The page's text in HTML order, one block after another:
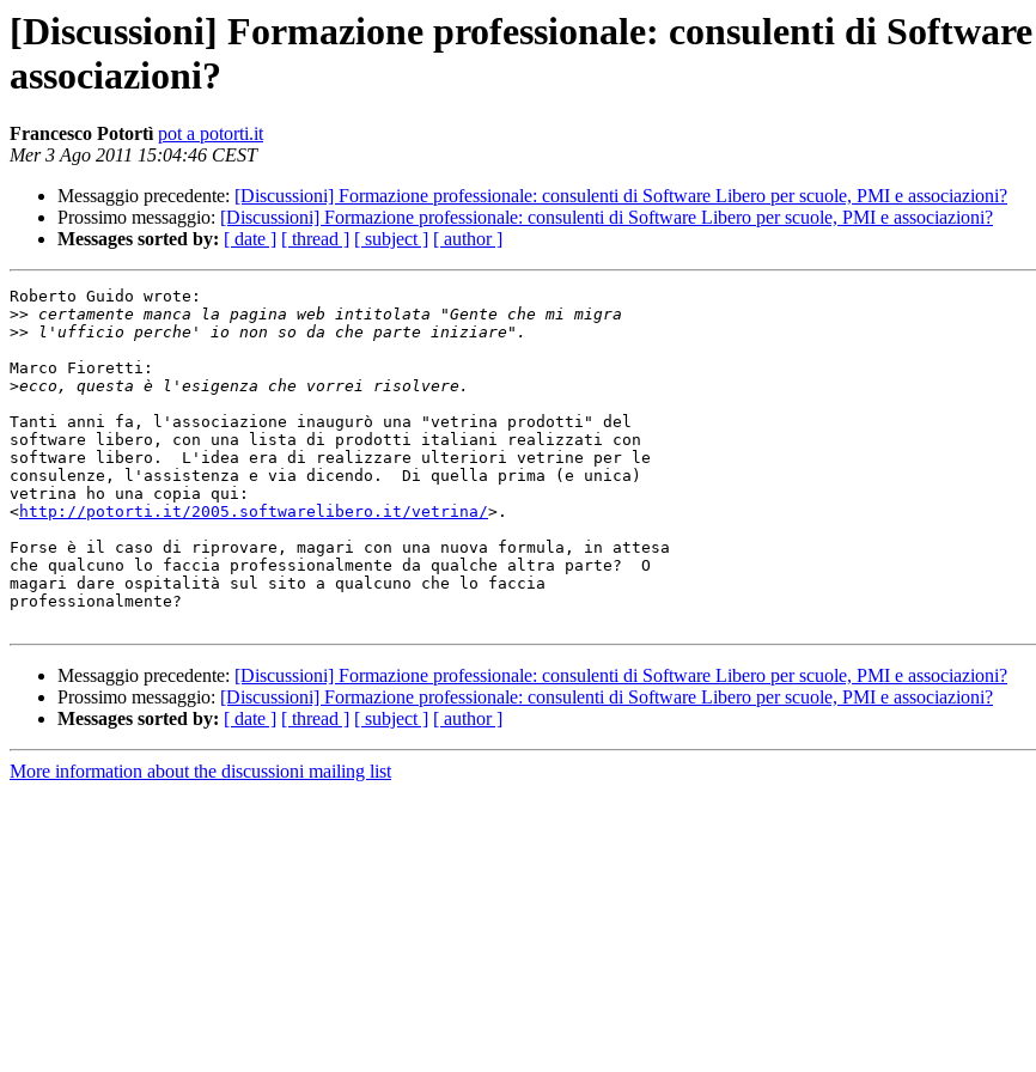
[Discussioni] Formazione professionale: consulenti di
associazioni?
Francesco Potortì pot a potorti.it
Mer 3 Ago 2011 15:04:46 CEST
Messaggio precedente: [Discussioni] Formazione professionale: consulenti di Software Libero per scuole, PMI e associazioni?
Prossimo messaggio: [Discussioni] Formazione professionale: consulenti di Software Libero per scuole, PMI e associazioni?
Messages sorted by: [ date ] [ thread ] [ subject ] [ author ]
Roberto Guido wrote:
>>
>>
Marco Fioretti:
>
Tanti anni fa, l'associazione inaugurò una "vetrina prodotti" del
software libero, con una lista di prodotti italiani realizzati con
software libero.  L'idea era di realizzare ulteriori vetrine per le
consulenze, l'assistenza e via dicendo.  Di quella prima (e unica)
vetrina ho una copia qui:
<http://potorti.it/2005.softwarelibero.it/vetrina/>.
Forse è il caso di riprovare, magari con una nuova formula, in attesa
che qualcuno lo faccia professionalmente da qualche altra parte?  O
magari dare ospitalità sul sito a qualcuno che lo faccia
professionalmente?
Messaggio precedente: [Discussioni] Formazione professionale: consulenti di Software Libero per scuole, PMI e associazioni?
Prossimo messaggio: [Discussioni] Formazione professionale: consulenti di Software Libero per scuole, PMI e associazioni?
Messages sorted by: [ date ] [ thread ] [ subject ] [ author ]
More information about the discussioni mailing list